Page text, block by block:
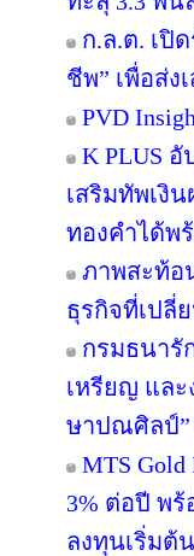
ก.ล.ต. เปิ
ชีพ” เพื่อส่
PVD
K PLUS
เสริมทัพเงิ
ทองคำได้พ
ภาพสะท้อ
ธุรกิจที่เปลี่
กรมธนารั
เหรียญ แล
ษาปณศิลป์”
MTS
3% ต่อปี พ
ลงทุนเริ่มต้